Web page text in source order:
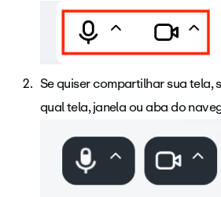
Se quiser compartilhar sua
qual tela, janela ou aba do